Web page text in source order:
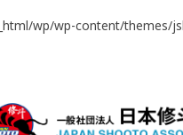
wp/wp-content/themes/